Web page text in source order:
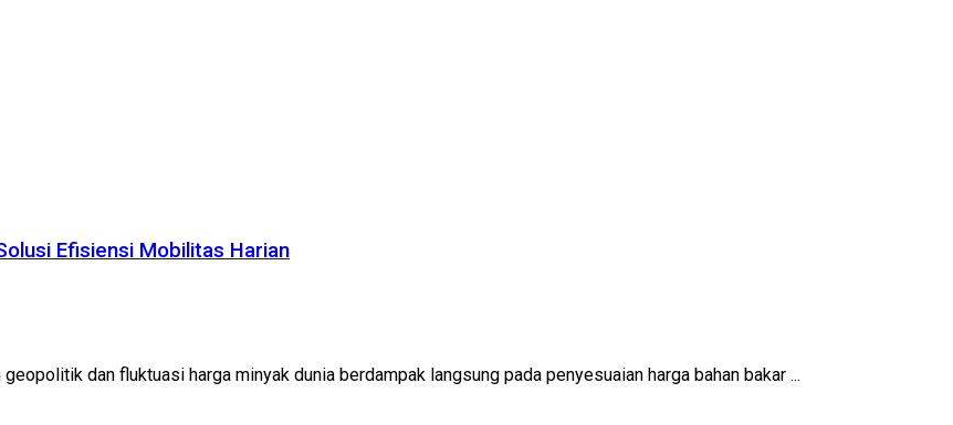
Efisiensi Mobilitas Harian
dan fluktuasi harga minyak dunia berdampak langsung pada penyesuaian harga bahan bakar ...